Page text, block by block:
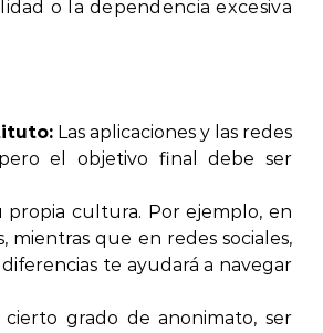
o la dependencia excesiva
Las aplicaciones y las redes
pero el objetivo final debe ser
cultura. Por ejemplo, en
mientras que en redes sociales,
te ayudará a navegar
grado de anonimato, ser